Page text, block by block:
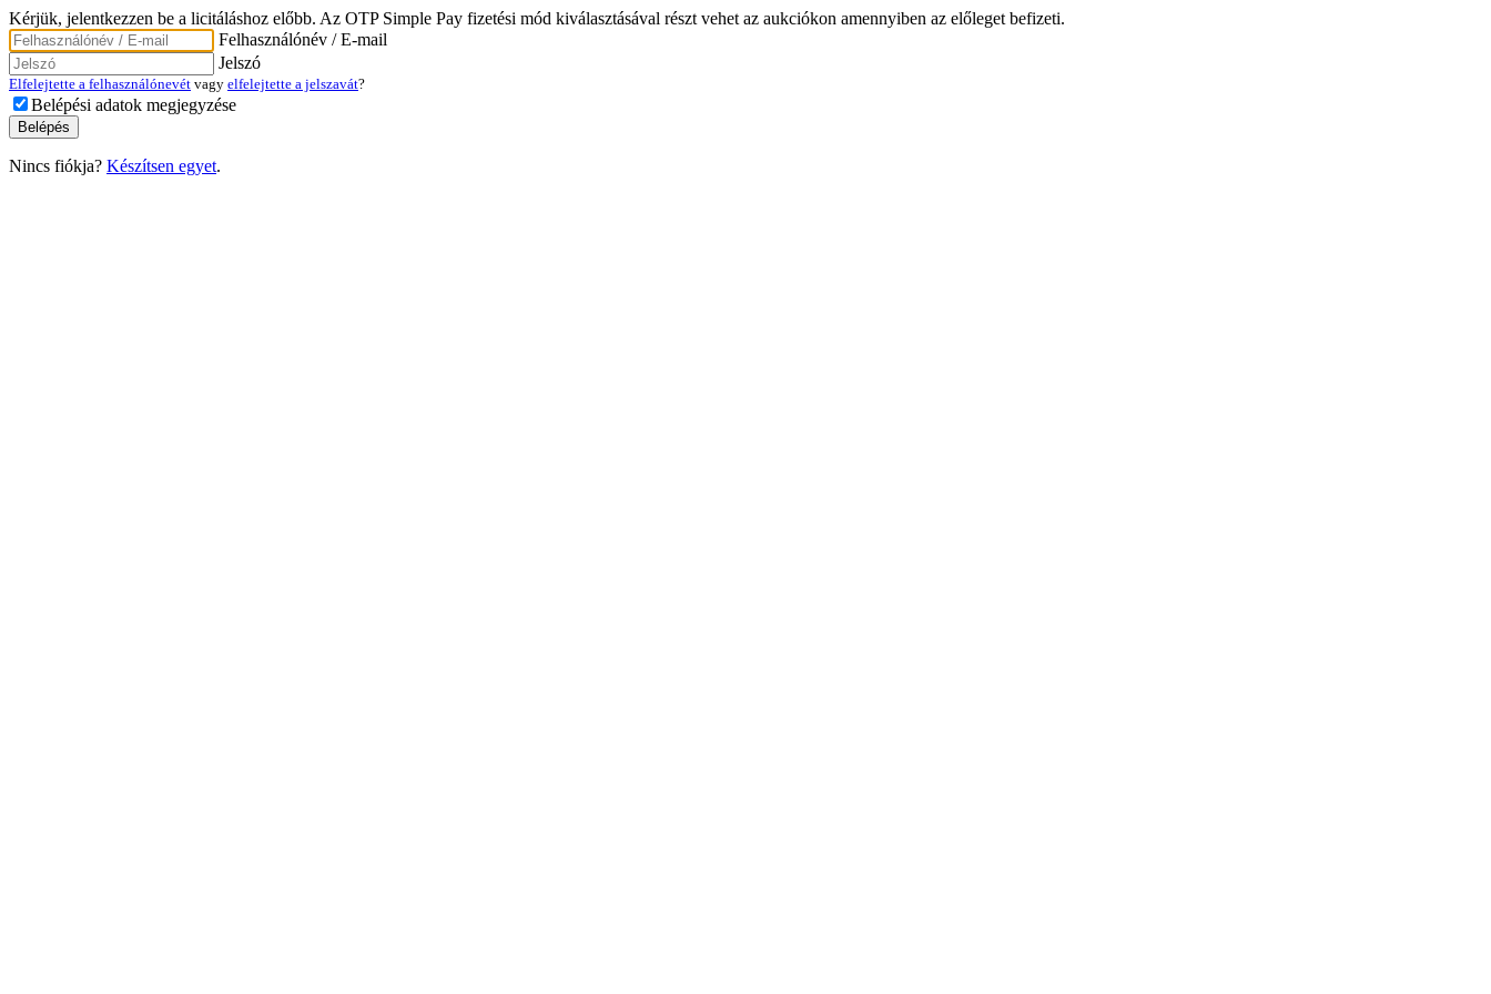
Kérjük, jelentkezzen be a licitáláshoz előbb. Az OTP Simple Pay fizetési mód kiválasztásával részt vehet az aukciókon amennyiben az előleget befizeti.
Felhasználónév / E-mail
Jelszó
Elfelejtette a felhasználónevét vagy elfelejtette a jelszavát?
Belépési adatok megjegyzése
Nincs fiókja? Készítsen egyet.